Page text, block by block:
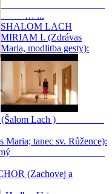
… ...
SHALOM LACH
MIRIAM I. (Zdrávas
Maria, modlitba gesty):
(Šalom Lach )
tanec sv. Růžence):
neznámý
(Zachovej a